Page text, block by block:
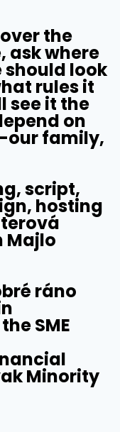
the
ask where
should look
rules it
see it the
on
family,
script,
hosting
Majlo
ráno
SME
Minority